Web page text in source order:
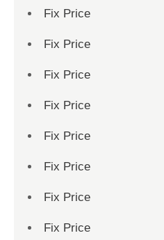
Fix Price
Fix Price
Fix Price
Fix Price
Fix Price
Fix Price
Fix Price
Fix Price